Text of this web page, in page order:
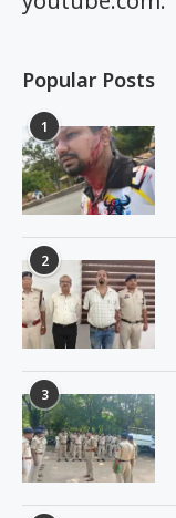
Popular Posts
1
2
3